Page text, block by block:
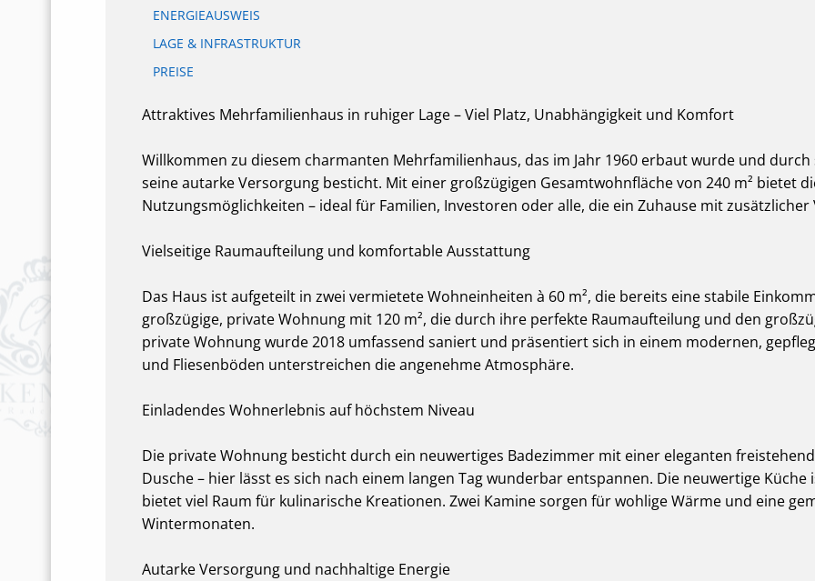
ENERGIEAUSWEIS
LAGE & INFRASTRUKTUR
PREISE
Attraktives Mehrfamilienhaus in ruhiger Lage – Viel Platz, Unabhängigkeit und Komfort
Willkommen zu diesem charmanten Mehrfamilienhaus, das im Jahr 1960 erbaut wurde und
seine autarke Versorgung besticht. Mit einer großzügigen Gesamtwohnfläche von 240 m² bietet
Nutzungsmöglichkeiten – ideal für Familien, Investoren oder alle, die ein Zuhause mit
Vielseitige Raumaufteilung und komfortable Ausstattung
Das Haus ist aufgeteilt in zwei vermietete Wohneinheiten à 60 m², die bereits eine stabile
großzügige, private Wohnung mit 120 m², die durch ihre perfekte Raumaufteilung und den
private Wohnung wurde 2018 umfassend saniert und präsentiert sich in einem modernen,
und Fliesenböden unterstreichen die angenehme Atmosphäre.
Einladendes Wohnerlebnis auf höchstem Niveau
Die private Wohnung besticht durch ein neuwertiges Badezimmer mit einer eleganten
Dusche – hier lässt es sich nach einem langen Tag wunderbar entspannen. Die neuwertige
bietet viel Raum für kulinarische Kreationen. Zwei Kamine sorgen für wohlige Wärme und eine
Wintermonaten.
Autarke Versorgung und nachhaltige Energie